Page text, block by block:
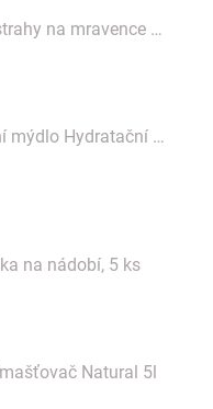
Orion Total attack nástrahy na mravence 2 ks
Sanytol Antibakteriální mýdlo Hydratační Professional 5l
na nádobí, 5 ks
Natural 5l